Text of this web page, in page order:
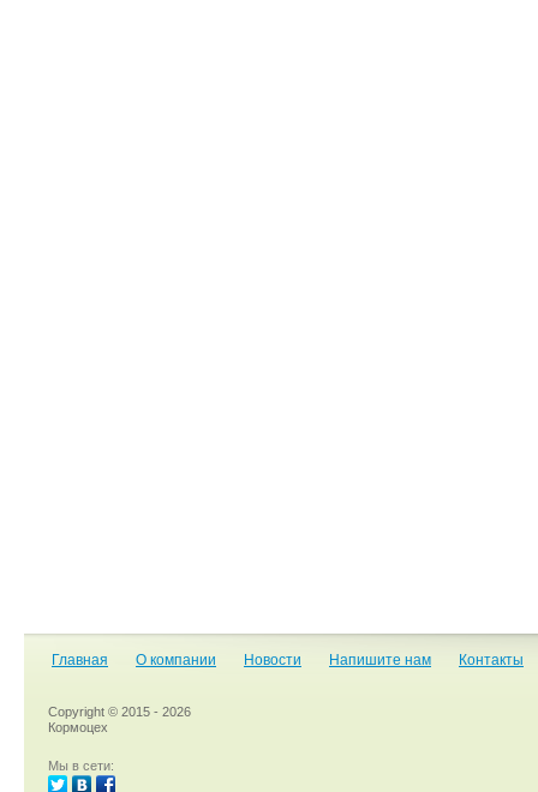
Главная О компании Новости Напишите нам Контакты
Copyright © 2015 - 2026
Кормоцех
Мы в сети: